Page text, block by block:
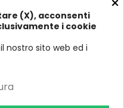
(X), acconsenti
i cookie
nostro sito web ed i